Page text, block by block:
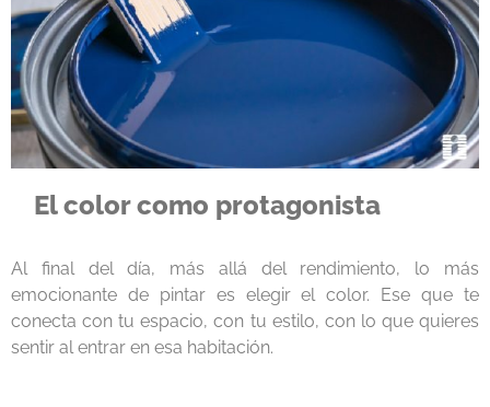
El color como protagonista
Al final del día, más allá del rendimiento, lo más
emocionante de pintar es elegir el color. Ese que te
conecta con tu espacio, con tu estilo, con lo que quieres
sentir al entrar en esa habitación.